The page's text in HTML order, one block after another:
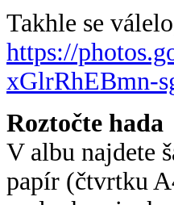
Takhle se
https://
xGlrRhEBmn-
Roztočte hada
V albu najdete
papír (čtvrtku